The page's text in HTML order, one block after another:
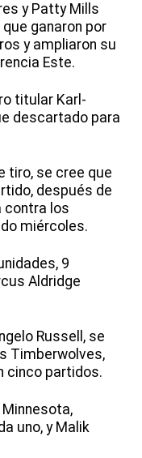
y Patty Mills
ganaron por
y ampliaron su
Este.
titular Karl-
descartado para
tiro, se cree que
después de
contra los
miércoles.
9
Aldridge
Russell, se
Timberwolves,
cinco partidos.
Minnesota,
uno, y Malik